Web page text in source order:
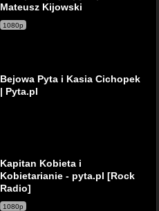
Mateusz Kijowski
1080p
Bejowa Pyta i Kasia Cichopek
| Pyta.pl
Kapitan Kobieta i
Kobietarianie - pyta.pl [Rock
Radio]
1080p